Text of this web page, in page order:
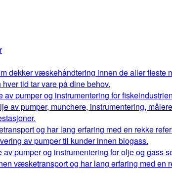
dekker væskehåndtering innen de aller fleste
tid tar vare på dine behov.
av pumper og instrumentering for
av pumper, munchere, instrumentering,
og har lang erfaring med en rekke
av pumper til kunder innen biogass.
pumper og instrumentering for olje og gass
væsketransport og har lang erfaring med en